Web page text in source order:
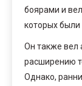
боярами и
которых были
Он также вел
расширению
Однако,